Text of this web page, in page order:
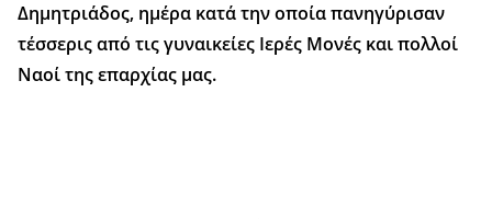
Δημητριάδος, ημέρα κατά την οποία πανηγύρισαν
τέσσερις από τις γυναικείες Ιερές Μονές και πολλοί
Ναοί της επαρχίας μας.